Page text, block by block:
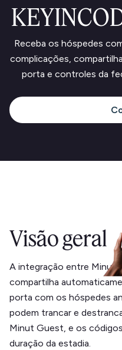
Receba os hóspedes
complicações,
porta e controles da
Visão geral
A integração entre Minut
compartilha
porta com os hóspedes
podem trancar e
Minut Guest, e os
duração da estadia.